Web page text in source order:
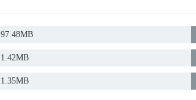
97.48MB
1.42MB
1.35MB